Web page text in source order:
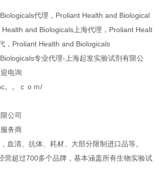
代理，Proliant Health and Biological
and Biologicals上海代理，Proliant Healt
，Proliant Health and Biologicals
专业代理-上海起发实验试剂有限公
电询
。。ｃｏｍ/
公司
务商
血清、抗体、耗材、大部分限制进口品等。
营超过700多个品牌，基本涵盖所有生物实验试